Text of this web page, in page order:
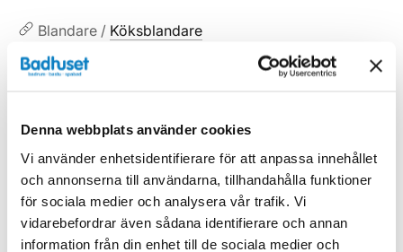
Denna webbplats använder cookies
Vi använder enhetsidentifierare för att anpassa innehållet
och annonserna till användarna, tillhandahålla funktioner
för sociala medier och analysera vår trafik. Vi
vidarebefordrar även sådana identifierare och annan
information från din enhet till de sociala medier och
Blandare / Köksblandare
Blandare
Liknande produkter